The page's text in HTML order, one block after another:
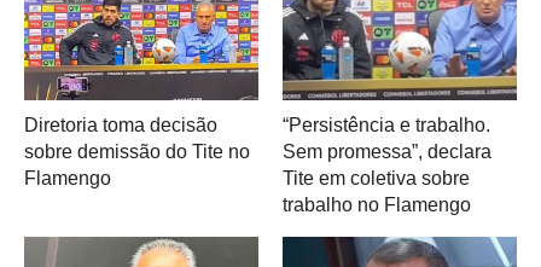
Diretoria toma decisão
sobre demissão do Tite no
Flamengo
“Persistência e trabalho.
Sem promessa”, declara
Tite em coletiva sobre
trabalho no Flamengo